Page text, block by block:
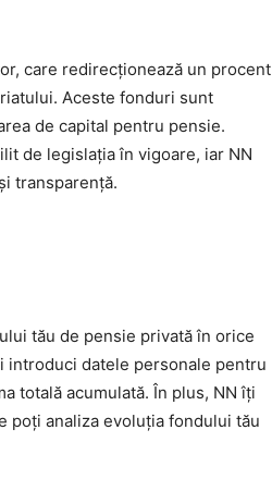
care redirecționează un procent
Aceste fonduri sunt
de capital pentru pensie.
de legislația în vigoare, iar NN
transparență.
tău de pensie privată în orice
introduci datele personale pentru
totală acumulată. În plus, NN îți
poți analiza evoluția fondului tău